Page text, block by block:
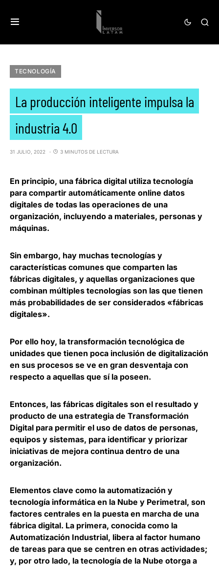
TECNOLOGÍA
La producción inteligente impulsa la
industria 4.0
31 JULIO, 2022 3 MINUTOS DE LECTURA
En principio, una fábrica digital utiliza tecnología
para compartir automáticamente online datos
digitales de todas las operaciones de una
organización, incluyendo a materiales, personas y
máquinas.
Sin embargo, hay muchas tecnologías y
características comunes que comparten las
fábricas digitales, y aquellas organizaciones que
combinan múltiples tecnologías son las que tienen
más probabilidades de ser considerados «fábricas
digitales».
Por ello hoy, la transformación tecnológica de
unidades que tienen poca inclusión de digitalización
en sus procesos se ve en gran desventaja con
respecto a aquellas que sí la poseen.
Entonces, las fábricas digitales son el resultado y
producto de una estrategia de Transformación
Digital para permitir el uso de datos de personas,
equipos y sistemas, para identificar y priorizar
iniciativas de mejora continua dentro de una
organización.
Elementos clave como la automatización y
tecnología informática en la Nube y Perimetral, son
factores centrales en la puesta en marcha de una
fábrica digital. La primera, conocida como la
Automatización Industrial, libera al factor humano
de tareas para que se centren en otras actividades;
y, por otro lado, la tecnología de la Nube otorga a